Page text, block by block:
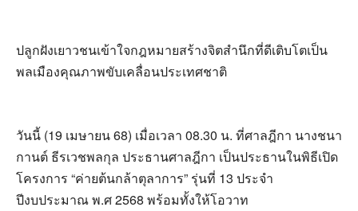
ปลูกฝังเยาวชนเข้าใจกฎหมายสร้างจิตสำนึกที่ดีเติบโตเป็น
พลเมืองคุณภาพขับเคลื่อนประเทศชาติ
วันนี้ (19 เมษายน 68) เมื่อเวลา 08.30 น. ที่ศาลฎีกา นางชนา
กานต์ ธีรเวชพลกุล ประธานศาลฎีกา เป็นประธานในพิธีเปิด
โครงการ “ค่ายต้นกล้าตุลาการ” รุ่นที่ 13 ประจำ
ปีงบประมาณ พ.ศ 2568 พร้อมทั้งให้โอวาท